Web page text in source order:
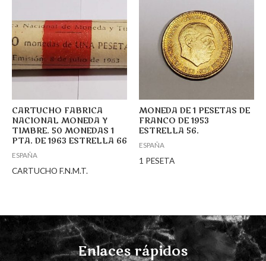
CARTUCHO FABRICA
NACIONAL MONEDA Y
TIMBRE. 50 MONEDAS 1
PTA. DE 1963 ESTRELLA 66
ESPAÑA
CARTUCHO F.N.M.T.
MONEDA DE 1 PESETAS DE
FRANCO DE 1953
ESTRELLA 56.
ESPAÑA
1 PESETA
Enlaces rápidos